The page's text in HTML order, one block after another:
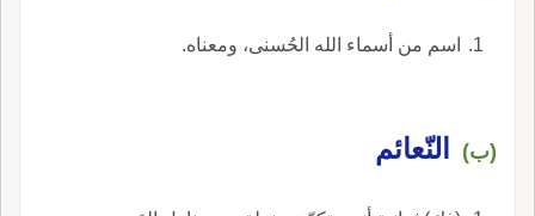
اسم من أسماء الله الحُسنى، ومعناه.
(ب) النّعائم